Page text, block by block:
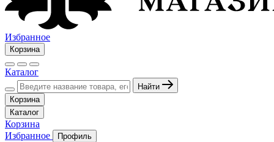
Избранное
Корзина
Каталог
Найти
Корзина
Каталог
Корзина
Избранное
Профиль